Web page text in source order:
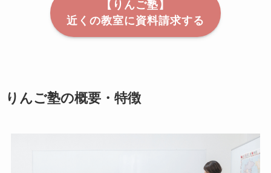
【りんご塾】
近くの教室に資料請求する
りんご塾の概要・特徴